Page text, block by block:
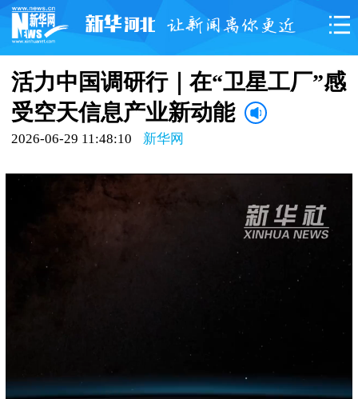
活力中国调研行｜在“卫星工厂”感
受空天信息产业新动能
2026-06-29 11:48:10 新华网